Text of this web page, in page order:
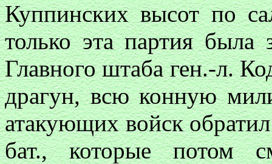
Куппинских высот по
только эта партия была
Главного штаба ген.-л.
драгун, всю конную
атакующих войск
бат., которые потом